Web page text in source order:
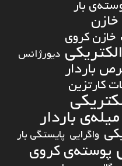
بار
خازن
خازن کروی
دیورژانس
باردار
کارتزین
میله‌ی باردار
واگرایی پایستگی بار
پوسته‌ی کروی